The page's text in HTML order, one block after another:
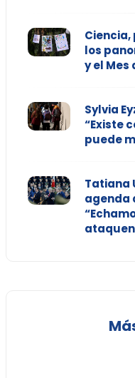
los
y el Mes
Sylvia
“Existe
puede
Tatiana
agenda